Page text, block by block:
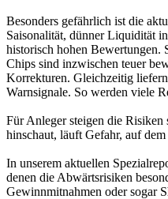
Besonders gefährlich ist die
Saisonalität, dünner Liquidität
historisch hohen Bewertungen.
Chips sind inzwischen teuer
Korrekturen. Gleichzeitig
Warnsignale. So werden viele
Für Anleger steigen die Risiken
hinschaut, läuft Gefahr, auf
In unserem aktuellen
denen die Abwärtsrisiken
Gewinnmitnahmen oder sogar